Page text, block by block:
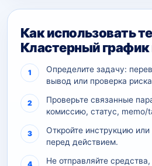
Как использовать
Кластерный график
Определите задачу:
вывод или проверка
Проверьте связанные
комиссию, статус, memo/
Откройте инструкцию
перед действием.
Не отправляйте средства,